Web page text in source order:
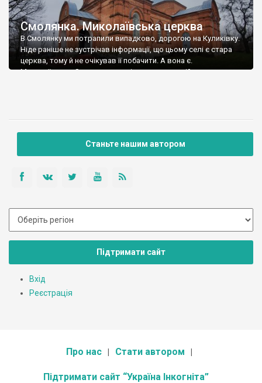
Смолянка. Миколаївська церква
В Смолянку ми потрапили випадково, дорогою на Куликівку.
Ніде раніше не зустрічав інформації, що цьому селі є стара
церква, тому й не очікував її побачити. А вона є.
Миколаївська. Зведена в стилі цегляного російського
Станьте нашим автором
Підтримати сайт
Вхід
Реєстрація
Про нас Стати автором
Підтримати сайт “Україна Інкогніта”